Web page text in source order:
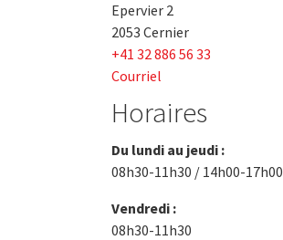
Epervier 2
2053 Cernier
+41 32 886 56 33
Courriel
Horaires
Du lundi au jeudi :
08h30-11h30 / 14h00-17h00
Vendredi :
08h30-11h30